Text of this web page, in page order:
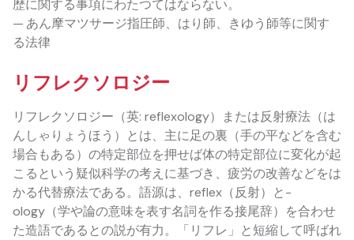
歴に関する事項にわたつてはならない。
— あん摩マツサージ指圧師、はり師、きゆう師等に関す
る法律
リフレクソロジー
リフレクソロジー（英: reflexology）または反射療法（は
んしゃりょうほう）とは、主に足の裏（手の平などを含む
場合もある）の特定部位を押せば体の特定部位に変化が起
こるという疑似科学の考えに基づき、疲労の改善などをは
かる代替療法である。語源は、reflex（反射）と-
ology（学や論の意味を表す名詞を作る接尾辞）を合わせ
た造語であるとの説が有力。「リフレ」と短縮して呼ばれ